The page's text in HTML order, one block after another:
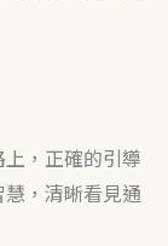
上，正確的引導
，清晰看見通